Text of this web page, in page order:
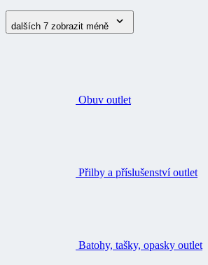
dalších 7 zobrazit méně
Obuv outlet
Přilby a příslušenství outlet
Batohy, tašky, opasky outlet